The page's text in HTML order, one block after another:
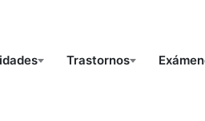
Trastornos